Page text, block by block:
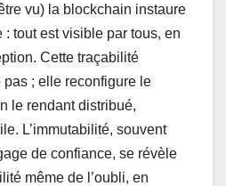
vu) la blockchain instaure
tout est visible par tous, en
Cette traçabilité
; elle reconfigure le
le rendant distribué,
L’immutabilité, souvent
de confiance, se révèle
même de l’oubli, en